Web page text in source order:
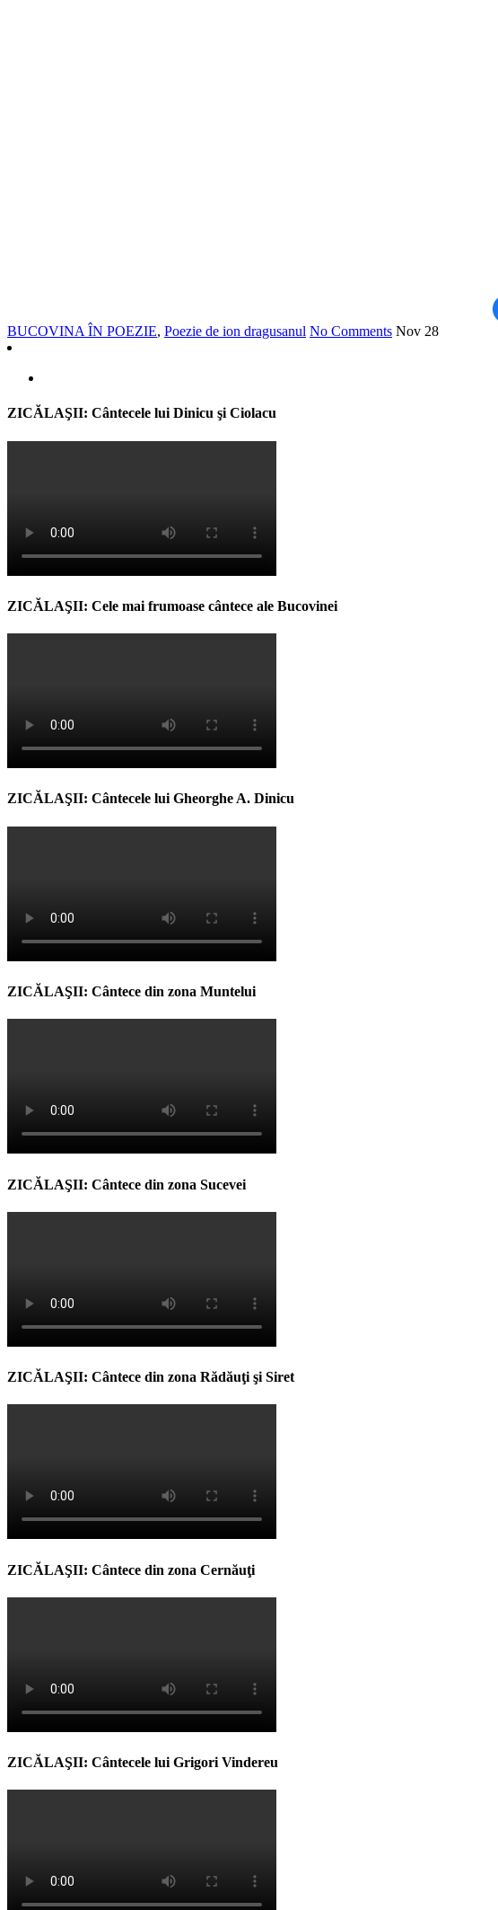
BUCOVINA ÎN POEZIE, Poezie de ion dragusanul No Comments Nov 28
ZICĂLAŞII: Cântecele lui Dinicu şi Ciolacu
ZICĂLAŞII: Cele mai frumoase cântece ale Bucovinei
ZICĂLAŞII: Cântecele lui Gheorghe A. Dinicu
ZICĂLAŞII: Cântece din zona Muntelui
ZICĂLAŞII: Cântece din zona Sucevei
ZICĂLAŞII: Cântece din zona Rădăuţi şi Siret
ZICĂLAŞII: Cântece din zona Cernăuţi
ZICĂLAŞII: Cântecele lui Grigori Vindereu